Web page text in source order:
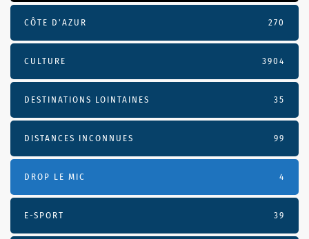
CÔTE D’AZUR 270
CULTURE 3904
DESTINATIONS LOINTAINES 35
DISTANCES INCONNUES 99
DROP LE MIC 4
E-SPORT 39